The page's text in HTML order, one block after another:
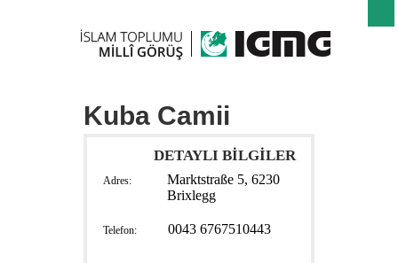
Kuba Camii
DETAYLI BİLGİLER
Adres:
Marktstraße 5, 6230
Brixlegg
Telefon: 0043 6767510443